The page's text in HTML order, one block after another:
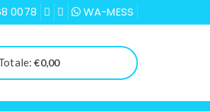
0078 WA-MESS
€0,00